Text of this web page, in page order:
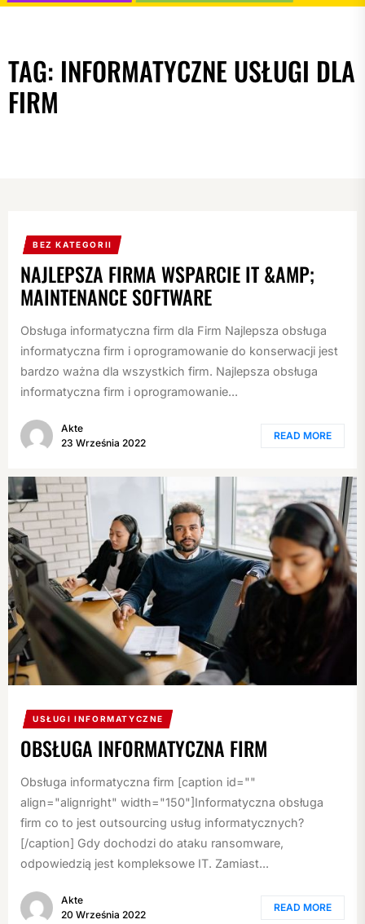
TAG: INFORMATYCZNE USŁUGI DLA
FIRM
BEZ KATEGORII
NAJLEPSZA FIRMA WSPARCIE IT &AMP;
MAINTENANCE SOFTWARE
Obsługa informatyczna firm dla Firm Najlepsza obsługa
informatyczna firm i oprogramowanie do konserwacji jest
bardzo ważna dla wszystkich firm. Najlepsza obsługa
informatyczna firm i oprogramowanie...
Akte
23 Września 2022
READ MORE
USŁUGI INFORMATYCZNE
OBSŁUGA INFORMATYCZNA FIRM
Obsługa informatyczna firm [caption id=""
align="alignright" width="150"]Informatyczna obsługa
firm co to jest outsourcing usług informatycznych?
[/caption] Gdy dochodzi do ataku ransomware,
odpowiedzią jest kompleksowe IT. Zamiast...
Akte
20 Września 2022
READ MORE